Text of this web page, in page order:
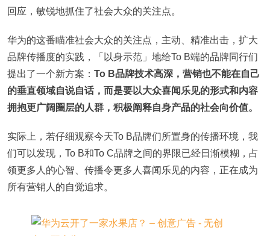
回应，敏锐地抓住了社会大众的关注点。
华为的这番瞄准社会大众的关注点，主动、精准出击，扩大
品牌传播度的实践，「以身示范」地给To B端的品牌同行们
提出了一个新方案： To B品牌技术高深，营销也不能在自己
的垂直领域自说自话，而是要以大众喜闻乐见的形式和内容
拥抱更广阔圈层的人群，积极阐释自身产品的社会向价值。
实际上，若仔细观察今天To B品牌们所置身的传播环境，我
们可以发现，To B和To C品牌之间的界限已经日渐模糊，占
领更多人的心智、传播令更多人喜闻乐见的内容，正在成为
所有营销人的自觉追求。